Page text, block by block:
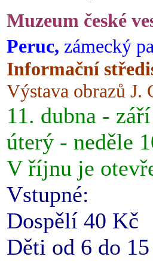
Muzeum české
Peruc, zámecký
Informační
Výstava obrazů J.
11. dubna - září
úterý - neděle
V říjnu je
Vstupné:
Dospělí 40 Kč
Děti od 6 do